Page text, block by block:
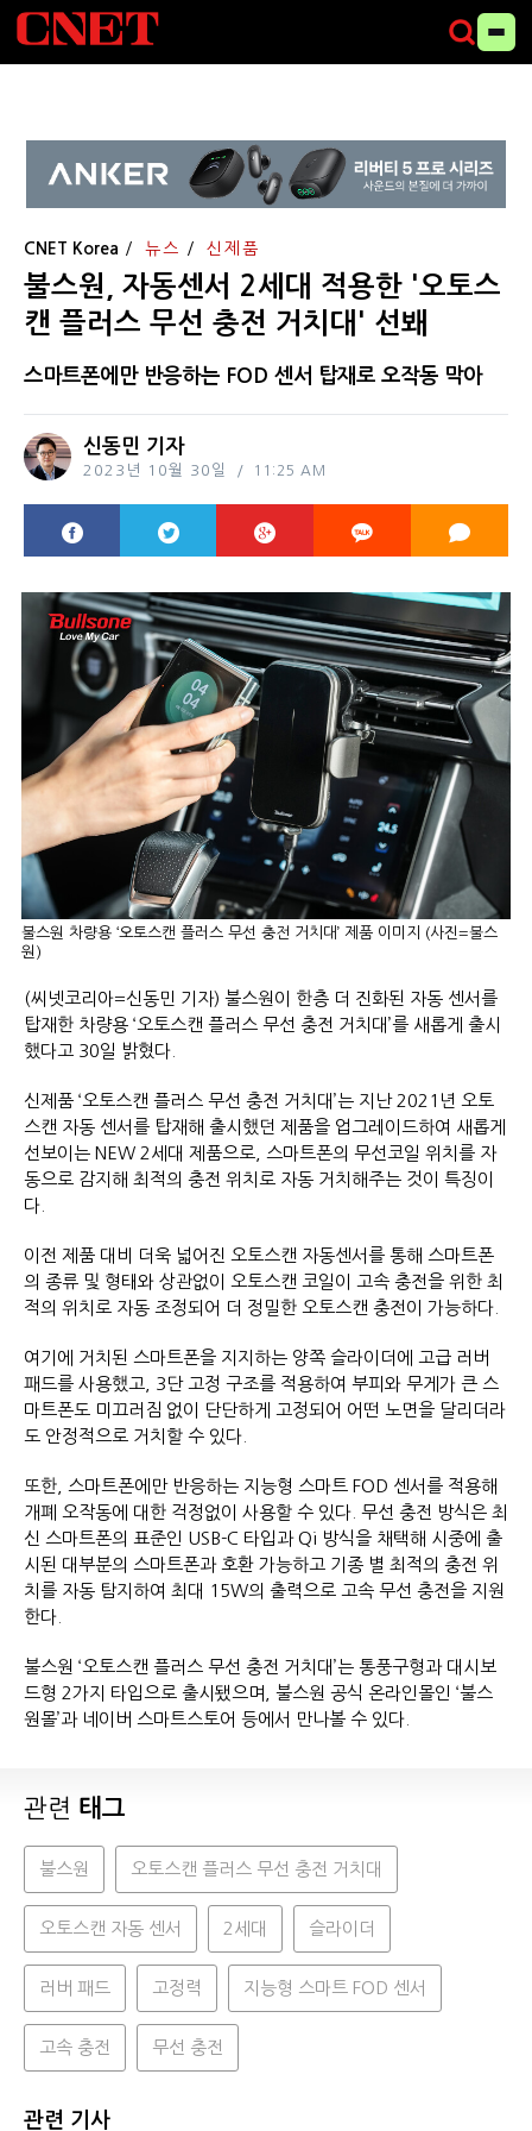
CNET Korea 뉴스 신제품
불스원, 자동센서 2세대 적용한 '오토스
캔 플러스 무선 충전 거치대' 선봬
스마트폰에만 반응하는 FOD 센서 탑재로 오작동 막아
신동민 기자
2023년 10월 30일 11:25 AM
불스원 차량용 ‘오토스캔 플러스 무선 충전 거치대’ 제품 이미지 (사진=불스
원)
(씨넷코리아=신동민 기자) 불스원이 한층 더 진화된 자동 센서를
탑재한 차량용 ‘오토스캔 플러스 무선 충전 거치대’를 새롭게 출시
했다고 30일 밝혔다.
신제품 ‘오토스캔 플러스 무선 충전 거치대’는 지난 2021년 오토
스캔 자동 센서를 탑재해 출시했던 제품을 업그레이드하여 새롭게
선보이는 NEW 2세대 제품으로, 스마트폰의 무선코일 위치를 자
동으로 감지해 최적의 충전 위치로 자동 거치해주는 것이 특징이
다.
이전 제품 대비 더욱 넓어진 오토스캔 자동센서를 통해 스마트폰
의 종류 및 형태와 상관없이 오토스캔 코일이 고속 충전을 위한 최
적의 위치로 자동 조정되어 더 정밀한 오토스캔 충전이 가능하다.
여기에 거치된 스마트폰을 지지하는 양쪽 슬라이더에 고급 러버
패드를 사용했고, 3단 고정 구조를 적용하여 부피와 무게가 큰 스
마트폰도 미끄러짐 없이 단단하게 고정되어 어떤 노면을 달리더라
도 안정적으로 거치할 수 있다.
또한, 스마트폰에만 반응하는 지능형 스마트 FOD 센서를 적용해
개폐 오작동에 대한 걱정없이 사용할 수 있다. 무선 충전 방식은 최
신 스마트폰의 표준인 USB-C 타입과 Qi 방식을 채택해 시중에 출
시된 대부분의 스마트폰과 호환 가능하고 기종 별 최적의 충전 위
치를 자동 탐지하여 최대 15W의 출력으로 고속 무선 충전을 지원
한다.
불스원 ‘오토스캔 플러스 무선 충전 거치대’는 통풍구형과 대시보
드형 2가지 타입으로 출시됐으며, 불스원 공식 온라인몰인 ‘불스
원몰’과 네이버 스마트스토어 등에서 만나볼 수 있다.
관련 태그
불스원 오토스캔 플러스 무선 충전 거치대
오토스캔 자동 센서 2세대 슬라이더
러버 패드 고정력 지능형 스마트 FOD 센서
고속 충전 무선 충전
관련 기사